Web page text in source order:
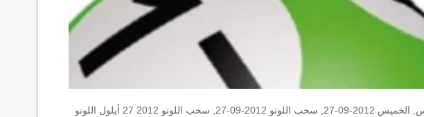
الخميس, الخميس 2012-09-27, سحب اللوتو 2012-09-27, سحب اللوتو 2012 27 أيلول اللوتو, loto, loto, نتيجة اللوتو, نتيجة اللوتو ١٠٢٦ نتيجة اللوتو 1026, اللوتو ١٠٢٦, لوتو اليوم loto result today, loto